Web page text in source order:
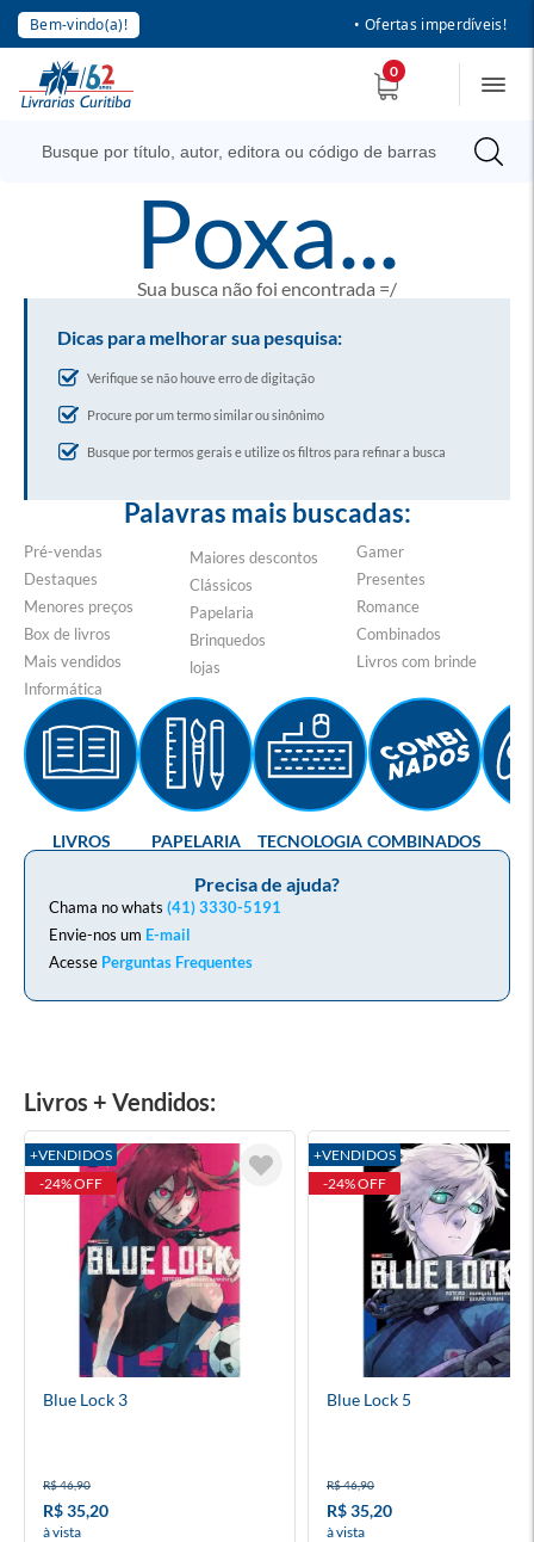
Bem-vindo(a)! • Ofertas imperdíveis!
0
poxa...
Sua busca não foi encontrada =/
Dicas para melhorar sua pesquisa:
Verifique se não houve erro de digitação
Procure por um termo similar ou sinônimo
Busque por termos gerais e utilize os filtros para refinar a busca
Palavras mais buscadas:
Pré-vendas
Destaques
Menores preços
Box de livros
Mais vendidos
Informática
Maiores descontos
Clássicos
Papelaria
Brinquedos
lojas
Gamer
Presentes
Romance
Combinados
Livros com brinde
Precisa de ajuda?
Chama no whats (41) 3330-5191
Envie-nos um E-mail
Acesse Perguntas Frequentes
LIVROS PAPELARIA TECNOLOGIA COMBINADOS
Livros + Vendidos:
+VENDIDOS
-24% OFF
Blue Lock 3
R$ 46,90
R$ 35,20
à vista
+VENDIDOS
-24% OFF
Blue Lock 5
R$ 46,90
R$ 35,20
à vista